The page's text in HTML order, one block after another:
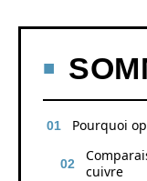
Pourquoi
cuivre